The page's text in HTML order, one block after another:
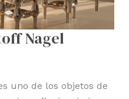
Nagel
uno de los objetos de